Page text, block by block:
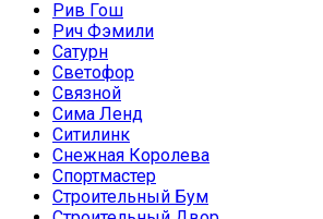
Рив Гош
Рич Фэмили
Сатурн
Светофор
Связной
Сима Ленд
Ситилинк
Снежная Королева
Спортмастер
Строительный Бум